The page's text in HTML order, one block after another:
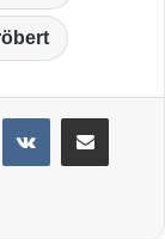
VKontakte